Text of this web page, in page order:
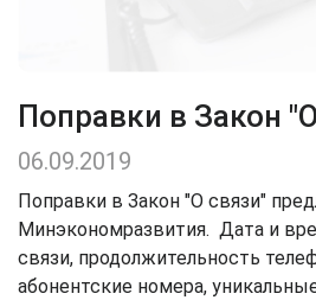
Поправки в Закон
06.09.2019
Поправки в Закон "О связи"
Минэкономразвития. Дата и
связи, продолжительность
абонентские номера,